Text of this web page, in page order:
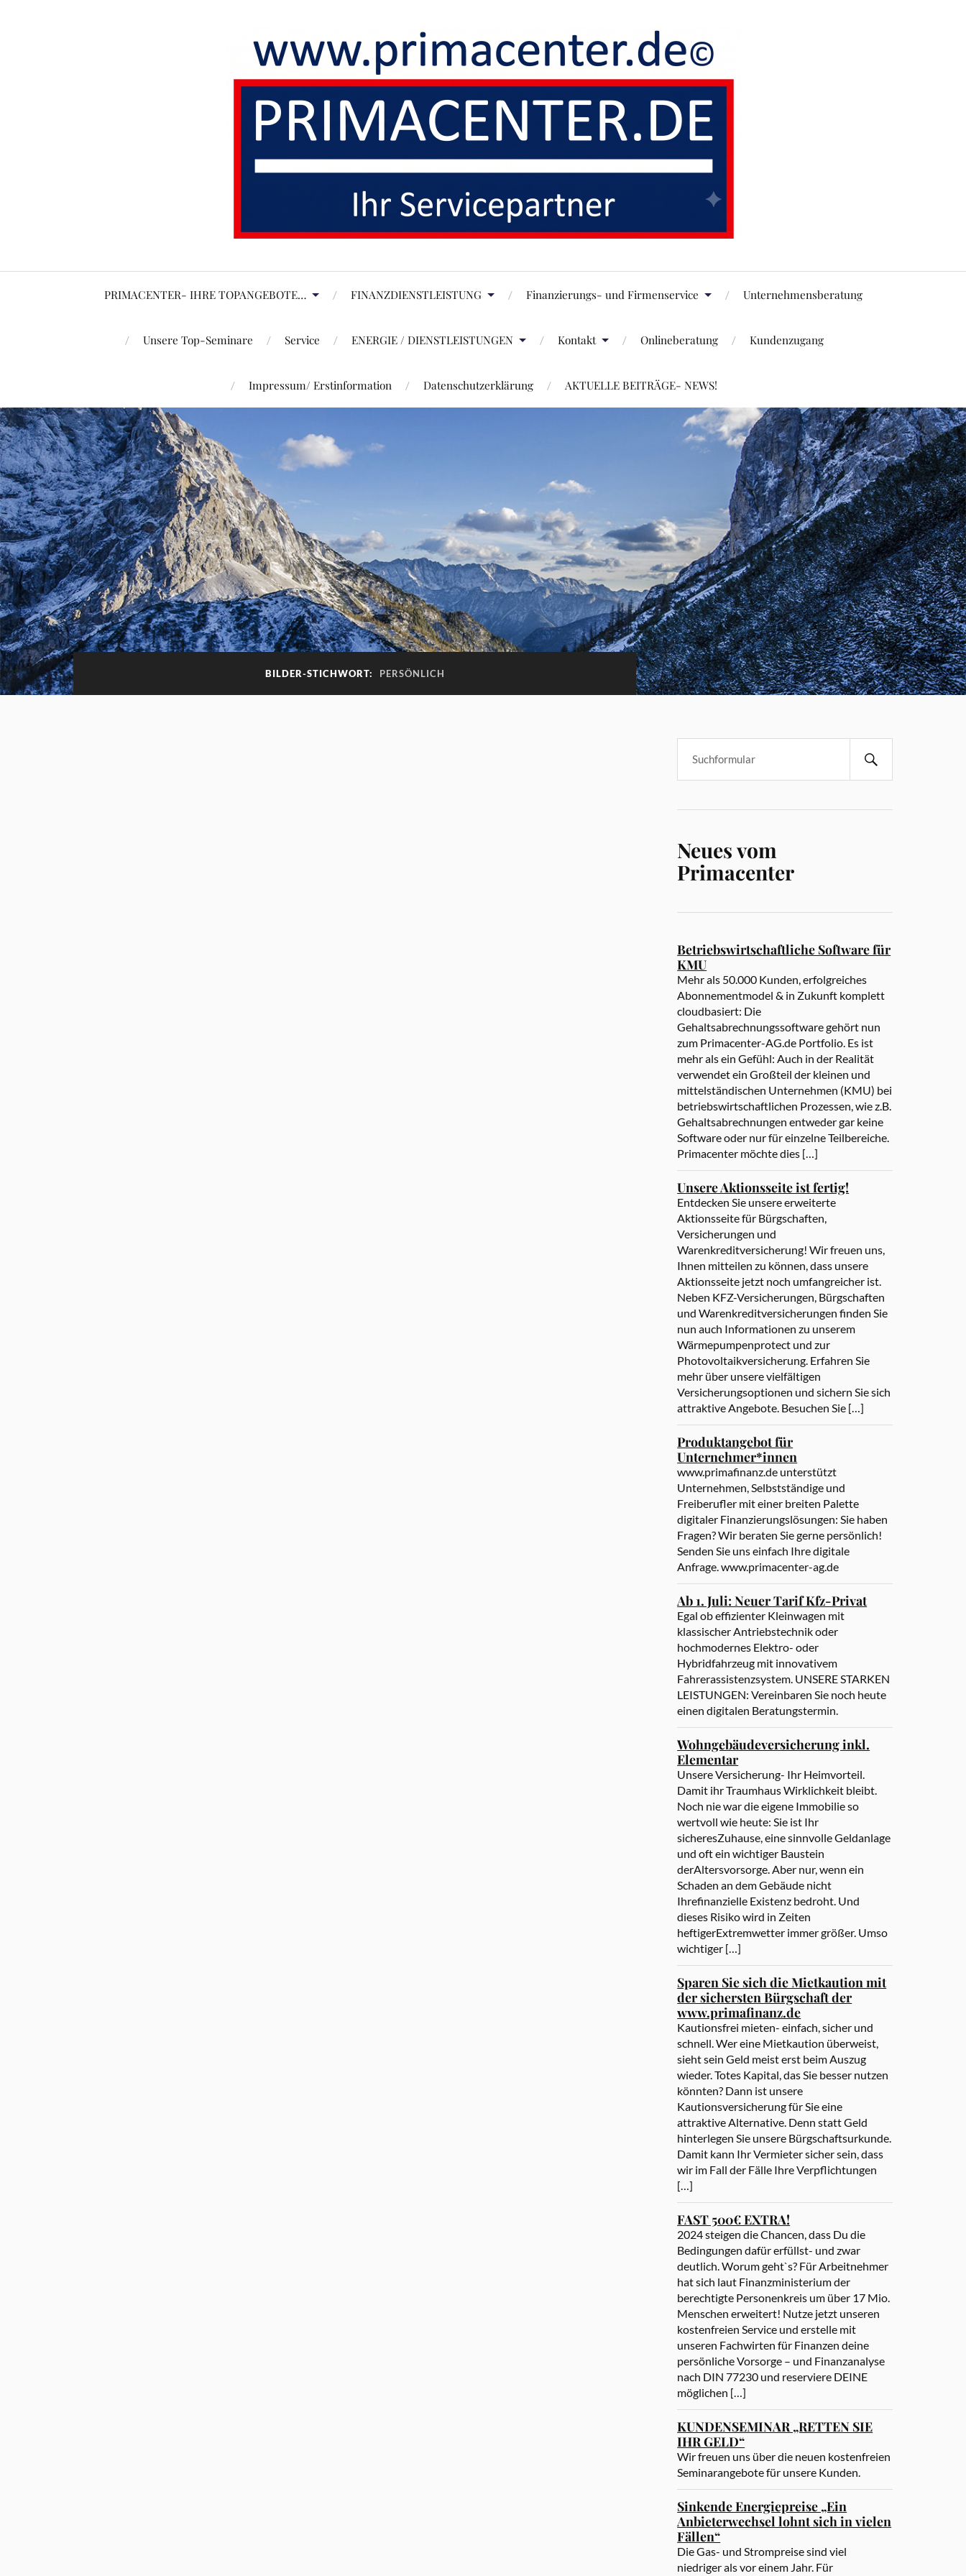
PRIMACENTER- IHRE TOPANGEBOTE… FINANZDIENSTLEISTUNG Finanzierungs- und Firmenservice Unternehmensberatung
Unsere Top-Seminare Service ENERGIE / DIENSTLEISTUNGEN Kontakt Onlineberatung Kundenzugang
Impressum/ Erstinformation Datenschutzerklärung AKTUELLE BEITRÄGE- NEWS!
BILDER-STICHWORT: PERSÖNLICH
Neues vom
Primacenter
Betriebswirtschaftliche Software für
KMU
Mehr als 50.000 Kunden, erfolgreiches
Abonnementmodel & in Zukunft komplett
cloudbasiert: Die
Gehaltsabrechnungssoftware gehört nun
zum Primacenter-AG.de Portfolio. Es ist
mehr als ein Gefühl: Auch in der Realität
verwendet ein Großteil der kleinen und
mittelständischen Unternehmen (KMU) bei
betriebswirtschaftlichen Prozessen, wie z.B.
Gehaltsabrechnungen entweder gar keine
Software oder nur für einzelne Teilbereiche.
Primacenter möchte dies […]
Unsere Aktionsseite ist fertig!
Entdecken Sie unsere erweiterte
Aktionsseite für Bürgschaften,
Versicherungen und
Warenkreditversicherung! Wir freuen uns,
Ihnen mitteilen zu können, dass unsere
Aktionsseite jetzt noch umfangreicher ist.
Neben KFZ-Versicherungen, Bürgschaften
und Warenkreditversicherungen finden Sie
nun auch Informationen zu unserem
Wärmepumpenprotect und zur
Photovoltaikversicherung. Erfahren Sie
mehr über unsere vielfältigen
Versicherungsoptionen und sichern Sie sich
attraktive Angebote. Besuchen Sie […]
Produktangebot für
Unternehmer*innen
www.primafinanz.de unterstützt
Unternehmen, Selbstständige und
Freiberufler mit einer breiten Palette
digitaler Finanzierungslösungen: Sie haben
Fragen? Wir beraten Sie gerne persönlich!
Senden Sie uns einfach Ihre digitale
Anfrage. www.primacenter-ag.de
Ab 1. Juli: Neuer Tarif Kfz-Privat
Egal ob effizienter Kleinwagen mit
klassischer Antriebstechnik oder
hochmodernes Elektro- oder
Hybridfahrzeug mit innovativem
Fahrerassistenzsystem. UNSERE STARKEN
LEISTUNGEN: Vereinbaren Sie noch heute
einen digitalen Beratungstermin.
Wohngebäudeversicherung inkl.
Elementar
Unsere Versicherung- Ihr Heimvorteil.
Damit ihr Traumhaus Wirklichkeit bleibt.
Noch nie war die eigene Immobilie so
wertvoll wie heute: Sie ist Ihr
sicheresZuhause, eine sinnvolle Geldanlage
und oft ein wichtiger Baustein
derAltersvorsorge. Aber nur, wenn ein
Schaden an dem Gebäude nicht
Ihrefinanzielle Existenz bedroht. Und
dieses Risiko wird in Zeiten
heftigerExtremwetter immer größer. Umso
wichtiger […]
Sparen Sie sich die Mietkaution mit
der sichersten Bürgschaft der
www.primafinanz.de
Kautionsfrei mieten- einfach, sicher und
schnell. Wer eine Mietkaution überweist,
sieht sein Geld meist erst beim Auszug
wieder. Totes Kapital, das Sie besser nutzen
könnten? Dann ist unsere
Kautionsversicherung für Sie eine
attraktive Alternative. Denn statt Geld
hinterlegen Sie unsere Bürgschaftsurkunde.
Damit kann Ihr Vermieter sicher sein, dass
wir im Fall der Fälle Ihre Verpflichtungen
[…]
FAST 500€ EXTRA!
2024 steigen die Chancen, dass Du die
Bedingungen dafür erfüllst- und zwar
deutlich. Worum geht`s? Für Arbeitnehmer
hat sich laut Finanzministerium der
berechtigte Personenkreis um über 17 Mio.
Menschen erweitert! Nutze jetzt unseren
kostenfreien Service und erstelle mit
unseren Fachwirten für Finanzen deine
persönliche Vorsorge – und Finanzanalyse
nach DIN 77230 und reserviere DEINE
möglichen […]
KUNDENSEMINAR „RETTEN SIE
IHR GELD“
Wir freuen uns über die neuen kostenfreien
Seminarangebote für unsere Kunden.
Sinkende Energiepreise „Ein
Anbieterwechsel lohnt sich in vielen
Fällen“
Die Gas- und Strompreise sind viel
niedriger als vor einem Jahr. Für